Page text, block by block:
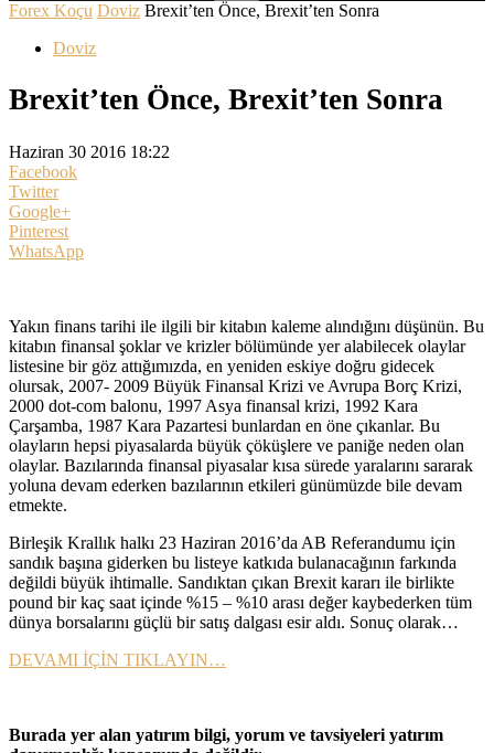
Forex Koçu Doviz Brexit’ten Önce, Brexit’ten Sonra
Doviz
Brexit’ten Önce, Brexit’ten Sonra
Haziran 30 2016 18:22
Facebook
Twitter
Google+
Pinterest
WhatsApp
Yakın finans tarihi ile ilgili bir kitabın kaleme alındığını düşünün. Bu
kitabın finansal şoklar ve krizler bölümünde yer alabilecek olaylar
listesine bir göz attığımızda, en yeniden eskiye doğru gidecek
olursak, 2007- 2009 Büyük Finansal Krizi ve Avrupa Borç Krizi,
2000 dot-com balonu, 1997 Asya finansal krizi, 1992 Kara
Çarşamba, 1987 Kara Pazartesi bunlardan en öne çıkanlar. Bu
olayların hepsi piyasalarda büyük çöküşlere ve paniğe neden olan
olaylar. Bazılarında finansal piyasalar kısa sürede yaralarını sararak
yoluna devam ederken bazılarının etkileri günümüzde bile devam
etmekte.
Birleşik Krallık halkı 23 Haziran 2016’da AB Referandumu için
sandık başına giderken bu listeye katkıda bulanacağının farkında
değildi büyük ihtimalle. Sandıktan çıkan Brexit kararı ile birlikte
pound bir kaç saat içinde %15 – %10 arası değer kaybederken tüm
dünya borsalarını güçlü bir satış dalgası esir aldı. Sonuç olarak…
DEVAMI İÇİN TIKLAYIN…
Burada yer alan yatırım bilgi, yorum ve tavsiyeleri yatırım